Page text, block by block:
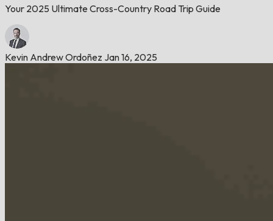
Your 2025 Ultimate Cross-Country Road Trip Guide
Kevin Andrew Ordoñez Jan 16, 2025